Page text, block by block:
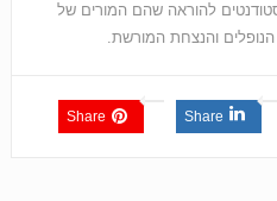
להוראה שהם המורים של
והנצחת המורשת.
Share
Share